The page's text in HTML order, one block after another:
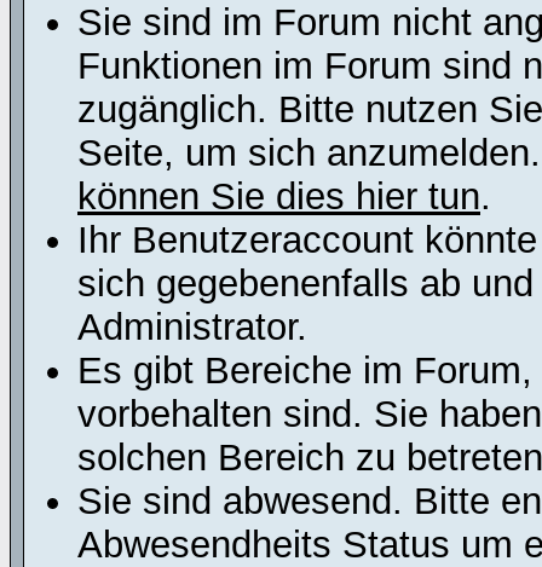
Sie sind im Forum nicht
Funktionen im Forum sind
zugänglich. Bitte nutzen
Seite, um sich
können Sie dies hier tun.
Ihr Benutzeraccount
sich gegebenenfalls ab
Administrator.
Es gibt Bereiche im
vorbehalten sind. Sie
solchen Bereich zu
Sie sind abwesend. Bitte
Abwesendheits Status um